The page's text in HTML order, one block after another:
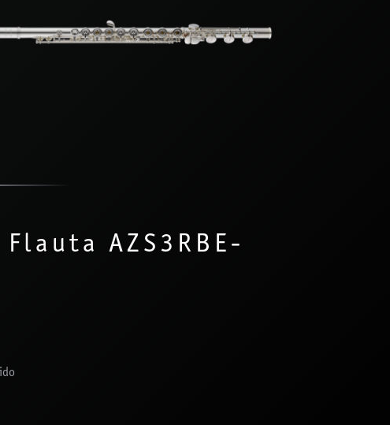
Flauta AZS3RBE-